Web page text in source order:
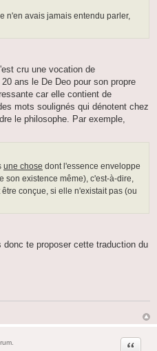
n'en avais jamais entendu parler,
cru une vocation de
ans le De Deo pour son propre
car elle contient de
mots soulignés qui dénotent chez
le philosophe. Par exemple,
une chose dont l'essence enveloppe
son existence même), c'est-à-dire,
conçue, si elle n'existait pas (ou
te proposer cette traduction du
Citation